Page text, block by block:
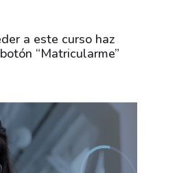
a este curso haz
“Matricularme”